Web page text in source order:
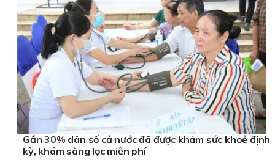
Gần 30% dân số cả nước đã được khám sức khoẻ định
kỳ, khám sàng lọc miễn phí